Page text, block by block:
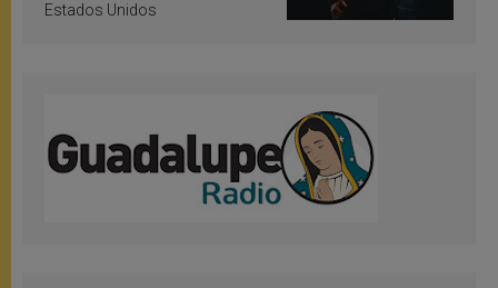
Estados Unidos